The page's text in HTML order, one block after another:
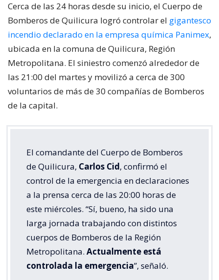
Cerca de las 24 horas desde su inicio, el Cuerpo de
Bomberos de Quilicura logró controlar el gigantesco
incendio declarado en la empresa química Panimex,
ubicada en la comuna de Quilicura, Región
Metropolitana. El siniestro comenzó alrededor de
las 21:00 del martes y movilizó a cerca de 300
voluntarios de más de 30 compañías de Bomberos
de la capital.
El comandante del Cuerpo de Bomberos
de Quilicura, Carlos Cid, confirmó el
control de la emergencia en declaraciones
a la prensa cerca de las 20:00 horas de
este miércoles. “Sí, bueno, ha sido una
larga jornada trabajando con distintos
cuerpos de Bomberos de la Región
Metropolitana. Actualmente está
controlada la emergencia”, señaló.